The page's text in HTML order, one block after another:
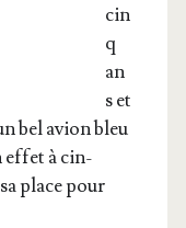
cin
q
an
s et
bel avion bleu
effet à cin­
place pour